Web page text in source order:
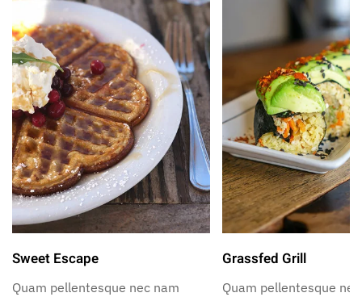
Sweet Escape
Quam pellentesque nec nam
Grassfed Grill
Quam pellentesque